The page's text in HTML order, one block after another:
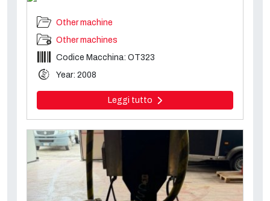
Other machine
Other machines
Codice Macchina: OT323
Year: 2008
Leggi tutto